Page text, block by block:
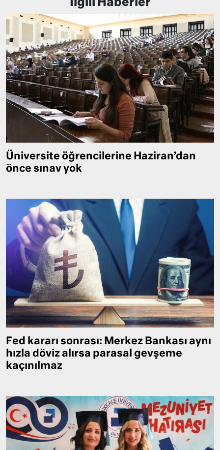
İlgili Haberler
Üniversite öğrencilerine Haziran’dan
önce sınav yok
Fed kararı sonrası: Merkez Bankası aynı
hızla döviz alırsa parasal gevşeme
kaçınılmaz